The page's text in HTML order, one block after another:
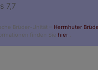
7,7
Brüder-Unität – Herrnhuter
finden Sie hier .